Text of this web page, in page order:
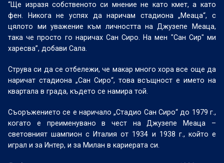
“Ще изразя собственото си мнение не като кмет, а като
фен. Никога не успях да наричам стадиона „Меаца“, с
цялото ми уважение към личността на Джузепе Меаца,
така че просто го наричах Сан Сиро. На мен "Сан Сир" ми
харесва”, добави Сала.
Струва си да се отбележи, че макар много хора все още да
наричат стадиона „Сан Сиро“, това всъщност е името на
квартала в града, където се намира той.
Съоръжението се е наричало „Стадио Сан Сиро“ до 1979 г.,
когато е преименувано в чест на Джузепе Меаца –
световният шампион с Италия от 1934 и 1938 г., който е
играл и за Интер, и за Милан в кариерата си.